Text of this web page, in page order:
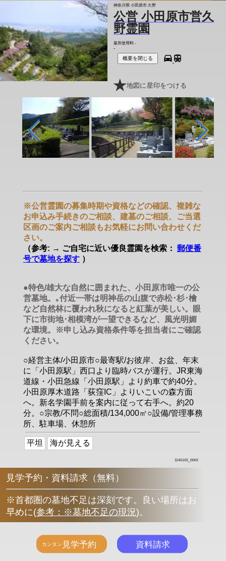
神奈川県 小田原市 久野
公営 小田原市営久
野霊園
墓所使用料 -
-
概要を閉じる
地図に星印をつける
※公営霊園の募集時期や資格などの確認、複雑な
お申込み手続きのご相談、建墓のご相談、ご当選
区画のご案内ご相談もお気軽にお問い合わせくだ
さい。
（参考: → ご自宅に近い優良霊園を検索： 郵便番
号で墓地を探す ）
●特色/雄大な自然に囲まれた、小田原市唯一の公
営墓地。｡付近一帯は明神岳の山腹で赤松･杉･檜
など自然林に覆われ秋になると紅葉が美しい。眼
下に市街地･相模湾が一望できるなど、風光明媚
な環境。※申し込み資格条件等を担当者にご確認
ください。
○経営主体/小田原市○最寄駅/お彼岸、お盆、年末
に「小田原駅」西口より臨時バスが運行。JR東海
道線・小田急線「小田原駅」より約車で約40分。
小田原厚木道路「荻窪IC」よりいこいの森方面
へ。新名学園手前を案内に従って右手へ。約20
分。○宗教/不問○総面積/134,000㎡○設備/管理事務
所、駐車場、休憩所
平坦 海が見える
1140102_0002
見学予約・資料請求（無料）
※首都圏の墓地不足は深刻です。良い場所はお
早めに(参考：※墓地不足の現況)。